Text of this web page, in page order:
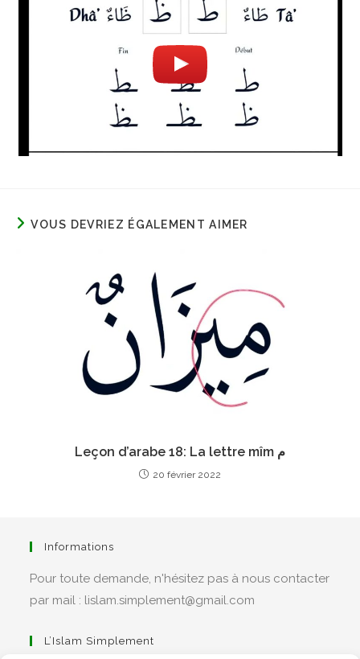
VOUS DEVRIEZ ÉGALEMENT AIMER
Leçon d’arabe 18: La lettre mîm م
20 février 2022
Informations
Pour toute demande, n'hésitez pas à nous contacter
par mail : lislam.simplement@gmail.com
L’Islam Simplement